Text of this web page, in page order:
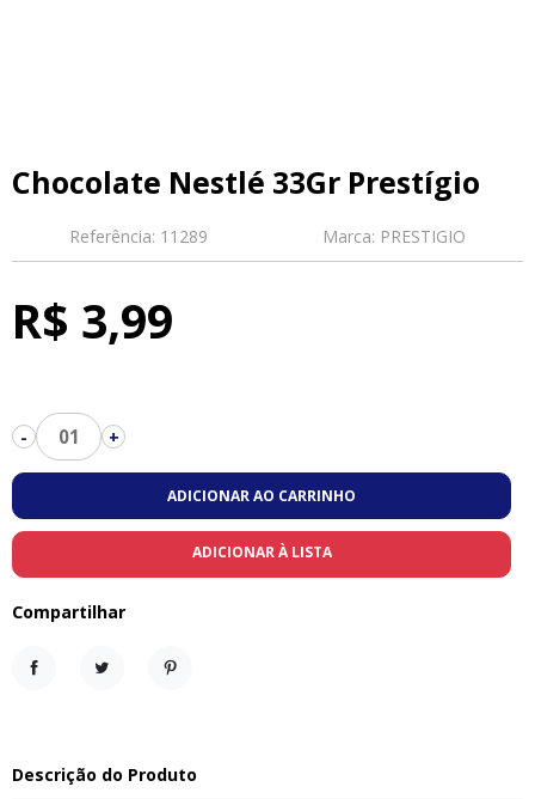
Chocolate Nestlé 33Gr Prestígio
Referência: 11289 Marca: PRESTIGIO
R$ 3,99
- 01 +
ADICIONAR AO CARRINHO
ADICIONAR À LISTA
Compartilhar
Descrição do Produto